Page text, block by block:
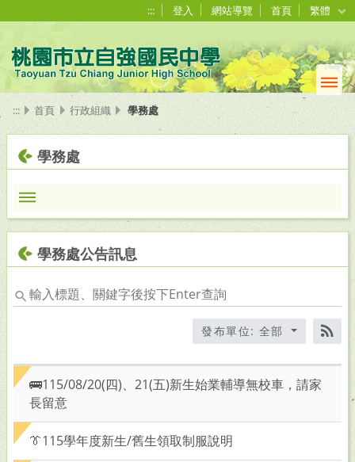
::: 登入 網站導覽 首頁 繁體
::: 首頁 行政組織 學務處
學務處
學務處公告訊息
輸
入
關
鍵
後
按
發布單位: 全部
RSS
🚌115/08/20(四)、21(五)新生始業輔導無校車，請家
長留意
👔115學年度新生/舊生領取制服說明